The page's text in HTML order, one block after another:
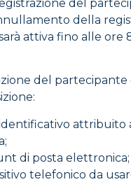
del
della
attiva fino alle ore
del partecipante
attribuito
di posta elettronica;
telefonico da